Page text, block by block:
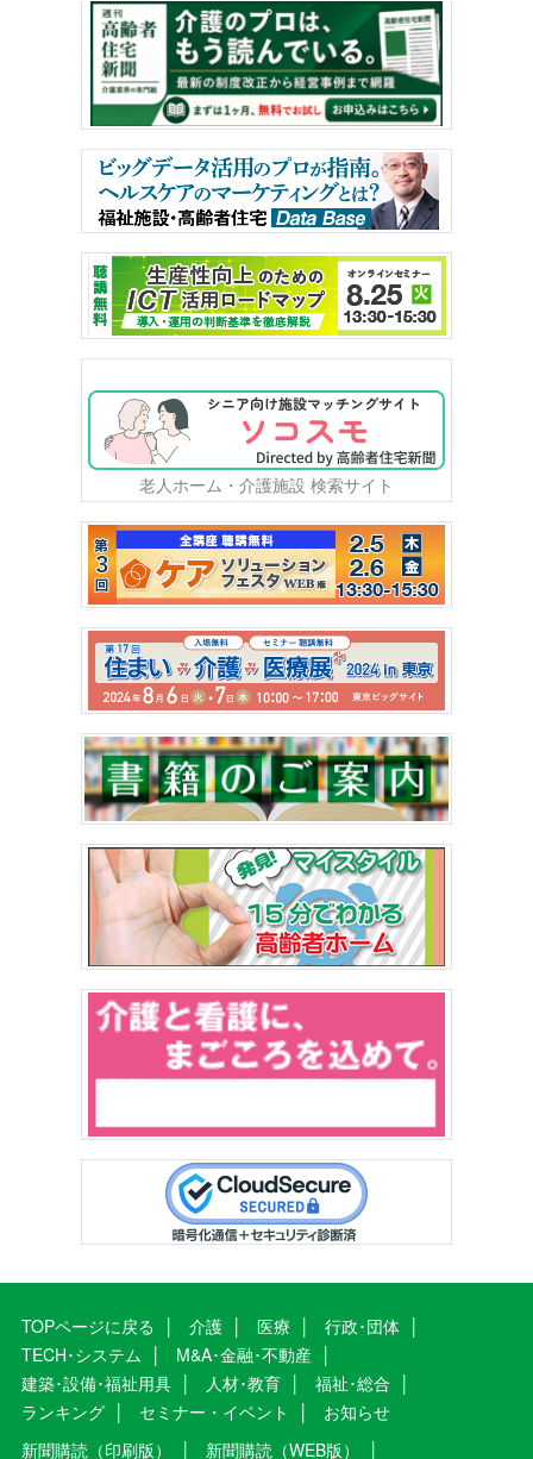
老人ホーム・介護施設 検索サイト
TOPページに戻る 介護 医療
行政･団体
TECH･システム
M&A･金融･不動産
建築･設備･福祉用具
人材･教育
福祉･総合
ランキング
セミナー・イベント
お知らせ
新聞購読（印刷版）
新聞購読（WEB版）